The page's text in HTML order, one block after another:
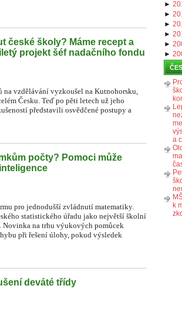
české školy? Máme recept a
projekt šéf nadačního fondu
na vzdělávání vyzkoušel na Kutnohorsku,
Česku. Teď po pěti letech už jeho
představili osvědčené postupy a
počty? Pomoci může
pro jednodušší zvládnutí matematiky.
statistického úřadu jako největší školní
Novinka na trhu výukových pomůcek
při řešení úlohy, pokud výsledek
deváté třídy
►
►
►
►
►
►
a
k